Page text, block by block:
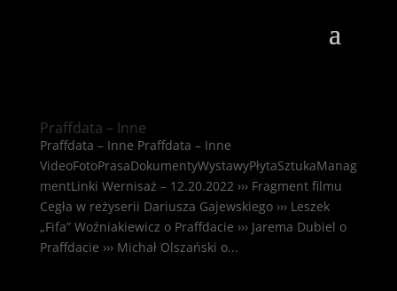
Praffdata – Inne
Praffdata – Inne Praffdata – Inne
VideoFotoPrasaDokumentyWystawyPłytaSztukaManag
mentLinki Wernisaż – 12.20.2022 ››› Fragment filmu
Cegła w reżyserii Dariusza Gajewskiego ››› Leszek
„Fifa” Woźniakiewicz o Praffdacie ››› Jarema Dubiel o
Praffdacie ››› Michał Olszański o...